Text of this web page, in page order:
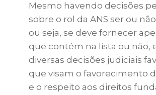
Mesmo havendo decisões
sobre o rol da ANS ser ou
ou seja, se deve fornecer
que contém na lista ou não,
diversas decisões judiciais
que visam o favorecimento
e o respeito aos direitos